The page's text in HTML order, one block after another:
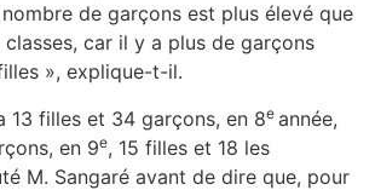
de garçons est plus élevé que
car il y a plus de garçons
», explique-t-il.
13 filles et 34 garçons, en 8e année,
en 9e, 15 filles et 18 les
M. Sangaré avant de dire que, pour